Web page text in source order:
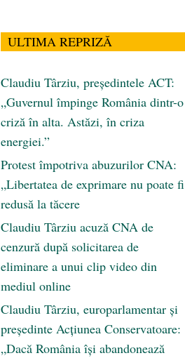
ULTIMA REPRIZĂ
Claudiu Târziu, președintele ACT:
„Guvernul împinge România dintr-o
criză în alta. Astăzi, în criza
energiei.”
Protest împotriva abuzurilor CNA:
„Libertatea de exprimare nu poate fi
redusă la tăcere
Claudiu Târziu acuză CNA de
cenzură după solicitarea de
eliminare a unui clip video din
mediul online
Claudiu Târziu, europarlamentar și
președinte Acțiunea Conservatoare:
„Dacă România își abandonează